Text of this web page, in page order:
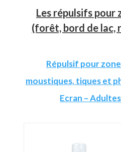
Les répulsifs pour
(forêt, bord de lac,
Répulsif pour
moustiques, tiques et
Ecran –